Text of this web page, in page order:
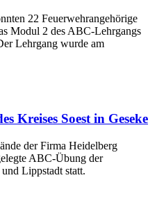
22 Feuerwehrangehörige
Modul 2 des ABC-Lehrgangs
Lehrgang wurde am
Kreises Soest in Geseke
der Firma Heidelberg
ABC-Übung der
Lippstadt statt.